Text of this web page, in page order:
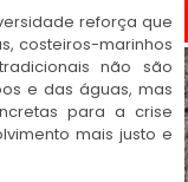
reforça que
costeiros-marinhos
não são
e das águas, mas
para a crise
mais justo e